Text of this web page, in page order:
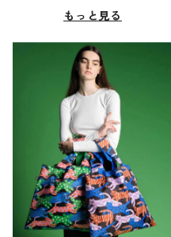
もっと見る